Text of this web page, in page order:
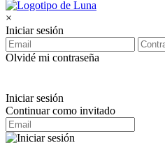
×
Iniciar sesión
Olvidé mi contraseña
Iniciar sesión
Continuar como invitado